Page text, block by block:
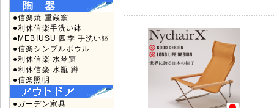
●信楽焼 重蔵窯
●利休信楽手洗い鉢
●MEBIUSU 四季 手洗い鉢
●信楽シンプルボウル
●利休信楽 水琴窟
●利休信楽 水瓶 蹲
●信楽照明
●ガーデン家具